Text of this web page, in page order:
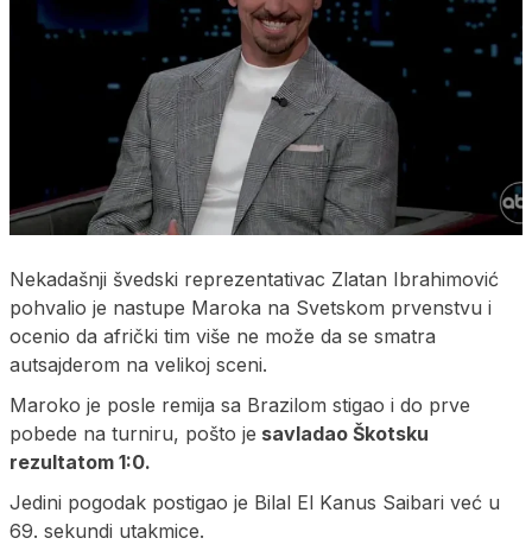
Nekadašnji švedski reprezentativac Zlatan Ibrahimović
pohvalio je nastupe Maroka na Svetskom prvenstvu i
ocenio da afrički tim više ne može da se smatra
autsajderom na velikoj sceni.
Maroko je posle remija sa Brazilom stigao i do prve
pobede na turniru, pošto je savladao Škotsku
rezultatom 1:0.
Jedini pogodak postigao je Bilal El Kanus Saibari već u
69. sekundi utakmice.